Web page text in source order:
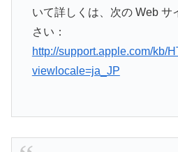
いて詳しくは、次の Web サ
さい：
http://support.apple.com/kb/
viewlocale=ja_JP